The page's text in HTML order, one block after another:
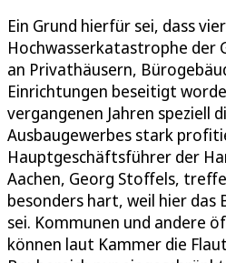
Ein Grund hierfür sei, dass
Hochwasserkatastrophe der
an Privathäusern,
Einrichtungen beseitigt
vergangenen Jahren speziell
Ausbaugewerbes stark
Hauptgeschäftsführer der
Aachen, Georg Stoffels,
besonders hart, weil hier das
sei. Kommunen und andere
können laut Kammer die